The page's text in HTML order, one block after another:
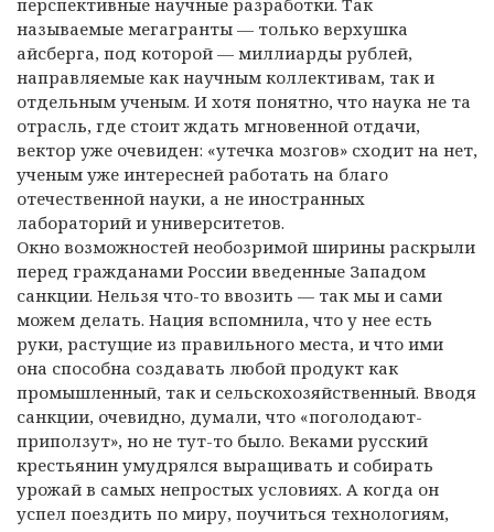
называемые мегагранты — только верхушка
айсберга, под которой — миллиарды рублей,
направляемые как научным коллективам, так и
отдельным ученым. И хотя понятно, что наука не та
отрасль, где стоит ждать мгновенной отдачи,
вектор уже очевиден: «утечка мозгов» сходит на нет,
ученым уже интересней работать на благо
отечественной науки, а не иностранных
лабораторий и университетов.
Окно возможностей необозримой ширины раскрыли
перед гражданами России введенные Западом
санкции. Нельзя что-то ввозить — так мы и сами
можем делать. Нация вспомнила, что у нее есть
руки, растущие из правильного места, и что ими
она способна создавать любой продукт как
промышленный, так и сельскохозяйственный. Вводя
санкции, очевидно, думали, что «поголодают-
приползут», но не тут-то было. Веками русский
крестьянин умудрялся выращивать и собирать
урожай в самых непростых условиях. А когда он
успел поездить по миру, поучиться технологиям,